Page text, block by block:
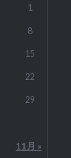
11月 »
1
8
15
22
29